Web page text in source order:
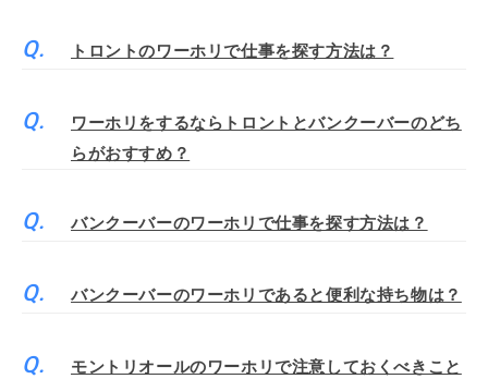
トロントのワーホリで仕事を探す方法は？
ワーホリをするならトロントとバンクーバーのどち
らがおすすめ？
バンクーバーのワーホリで仕事を探す方法は？
バンクーバーのワーホリであると便利な持ち物は？
モントリオールのワーホリで注意しておくべきこと